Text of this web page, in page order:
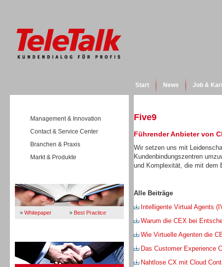
Start News Job &
Management & Innovation
Contact & Service Center
Branchen & Praxis
Markt & Produkte
» Whitepaper » Best Practice
Five9
Führender Anbieter von
Wir setzen uns mit
Kundenbindungszentren
und Komplexität, die mit dem
Alle Beiträge
Intelligente Virtual Agents
Warum die CEX bei
Wie Virtuelle Agenten die
Das Customer Experience
Nahtlose CX mit Cloud